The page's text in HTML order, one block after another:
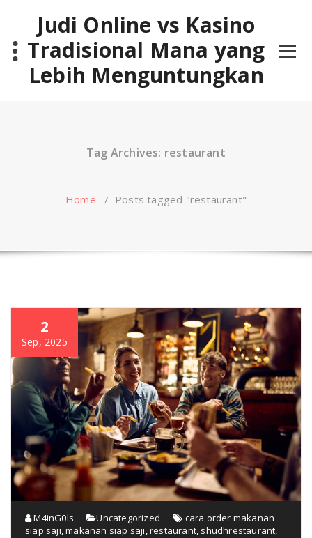
contentJudi Online vs Kasino
Tradisional Mana yang
Lebih Menguntungkan
Tag Archives: restaurant
Home / Posts tagged "restaurant"
2
Sep, 2025
M4inG0ls Uncategorized
cara order makanan
siap saji,makanan siap saji,restaurant, shudhrestaurant,